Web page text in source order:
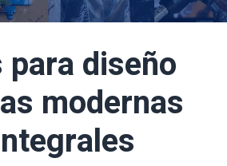
para diseño
modernas